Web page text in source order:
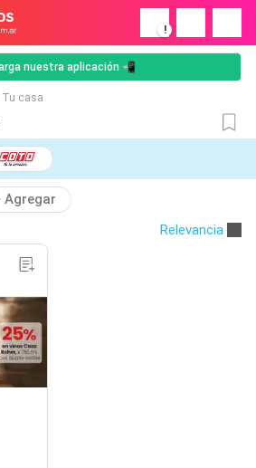
!
nuestra aplicación 📲
Tu casa
Agregar
Relevancia